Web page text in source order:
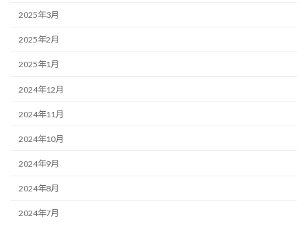
2025年3月
2025年2月
2025年1月
2024年12月
2024年11月
2024年10月
2024年9月
2024年8月
2024年7月